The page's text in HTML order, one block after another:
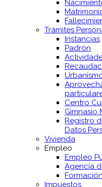
Trámites
Instancias
Padrón
Centro
Gimnasio
Registro
Datos
Vivienda
Empleo
Empleo
Agencia
Impuestos